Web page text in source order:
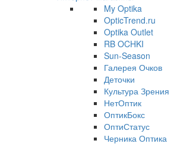
My Optika
OpticTrend.ru
Optika Outlet
RB OCHKI
Sun-Season
Галерея Очков
Деточки
Культура Зрения
НетОптик
ОптикБокс
ОптиСтатус
Черника Оптика